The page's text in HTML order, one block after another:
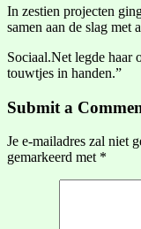
In zestien projecten
samen aan de slag met
Sociaal.Net legde haar
touwtjes in handen.”
Submit a
Je e-mailadres zal niet
gemarkeerd met *